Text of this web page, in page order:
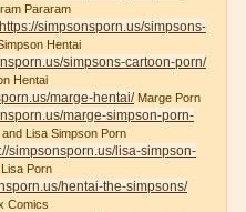
Pararam
https://simpsonsporn.us/simpsons-
Hentai
simpsons-cartoon-porn/
Hentai
marge-hentai/Marge Porn
marge-simpson-porn-
Lisa Simpson Porn
simpsonsporn.us/lisa-simpson-
Porn
hentai-the-simpsons/
Comics